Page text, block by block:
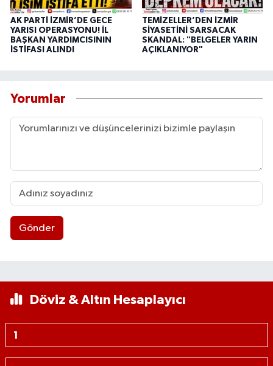
AK PARTİ İZMİR’DE GECE
YARISI OPERASYONU! İL
BAŞKAN YARDIMCISININ
İSTİFASI ALINDI
TEMİZELLER’DEN İZMİR
SİYASETİNİ SARSACAK
SKANDAL: "BELGELER YARIN
AÇIKLANIYOR"
Yorumlar
Gönder
Döviz & Altın Hesaplayıcı